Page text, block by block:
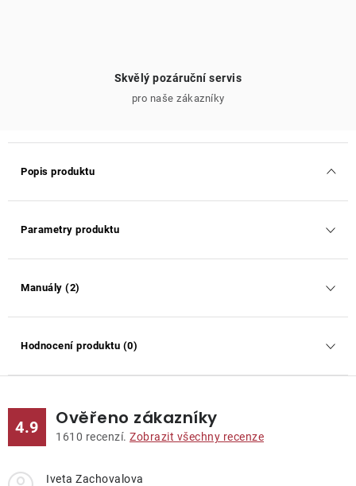
Skvělý pozáruční servis
pro naše zákazníky
Popis produktu
Parametry produktu
Manuály (2)
Hodnocení produktu (0)
4.9 Ověřeno zákazníky
1610 recenzí. Zobrazit všechny recenze
Iveta Zachovalova